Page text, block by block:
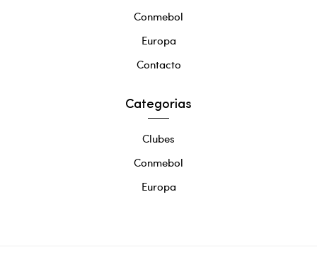
Conmebol
Europa
Contacto
Categorias
Clubes
Conmebol
Europa